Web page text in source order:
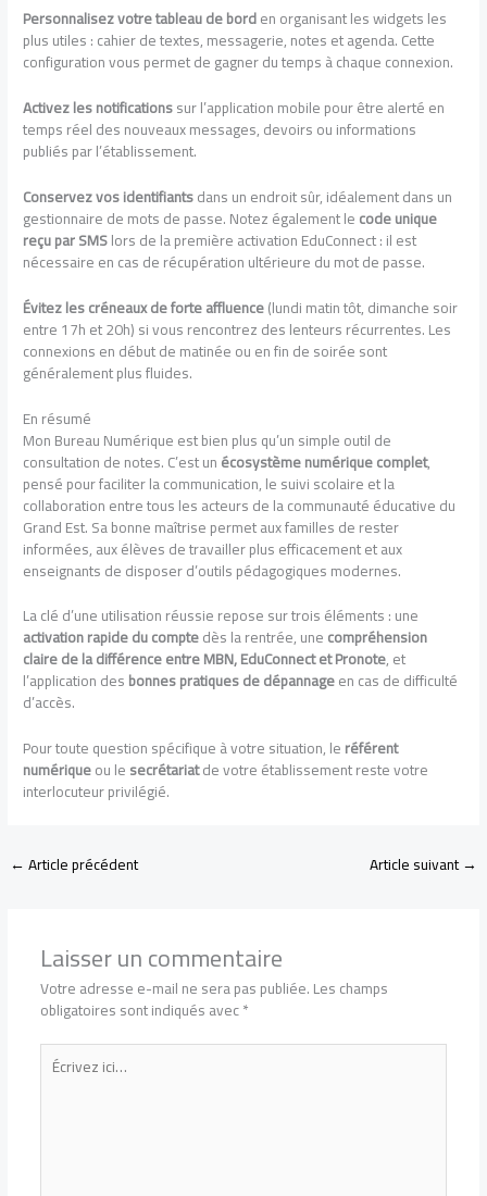
Personnalisez votre tableau de borden organisant les widgets les
plus utiles : cahier de textes, messagerie, notes et agenda. Cette
configuration vous permet de gagner du temps à chaque connexion.
Activez les notificationssur l’application mobile pour être alerté en
temps réel des nouveaux messages, devoirs ou informations
publiés par l’établissement.
Conservez vos identifiantsdans un endroit sûr, idéalement dans un
gestionnaire de mots de passe. Notez également lecode unique
reçu par SMSlors de la première activation EduConnect : il est
nécessaire en cas de récupération ultérieure du mot de passe.
Évitez les créneaux de forte affluence(lundi matin tôt, dimanche soir
entre 17h et 20h) si vous rencontrez des lenteurs récurrentes. Les
connexions en début de matinée ou en fin de soirée sont
généralement plus fluides.
En résumé
Mon Bureau Numérique est bien plus qu’un simple outil de
consultation de notes. C’est unécosystème numérique complet,
pensé pour faciliter la communication, le suivi scolaire et la
collaboration entre tous les acteurs de la communauté éducative du
Grand Est. Sa bonne maîtrise permet aux familles de rester
informées, aux élèves de travailler plus efficacement et aux
enseignants de disposer d’outils pédagogiques modernes.
La clé d’une utilisation réussie repose sur trois éléments : une
activation rapide du comptedès la rentrée, unecompréhension
claire de la différence entre MBN, EduConnect et Pronote, et
l’application desbonnes pratiques de dépannageen cas de difficulté
d’accès.
Pour toute question spécifique à votre situation, leréférent
numériqueou lesecrétariatde votre établissement reste votre
interlocuteur privilégié.
←Article précédent Article suivant→
Laisser un commentaire
Votre adresse e-mail ne sera pas publiée.Les champs
obligatoires sont indiqués avec*
Écrivez
ici…